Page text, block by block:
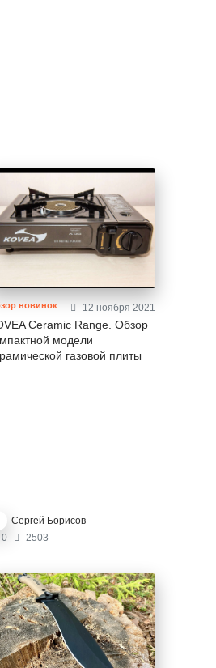
новинок 12 ноября 2021
Ceramic Range. Обзор
модели
газовой плиты
Сергей Борисов
0
2503